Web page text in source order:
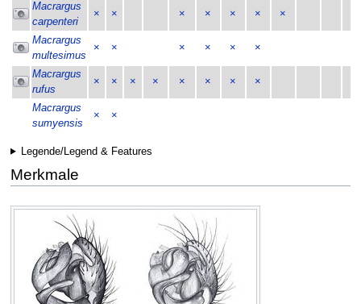
Macrargus
carpenteri
× × × × × × ×
Macrargus
multesimus
× × × × × ×
Macrargus
rufus
× × × × × × × ×
Macrargus
sumyensis
× ×
Legende/Legend & Features
Merkmale